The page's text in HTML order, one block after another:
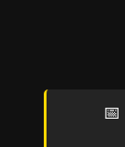
📅